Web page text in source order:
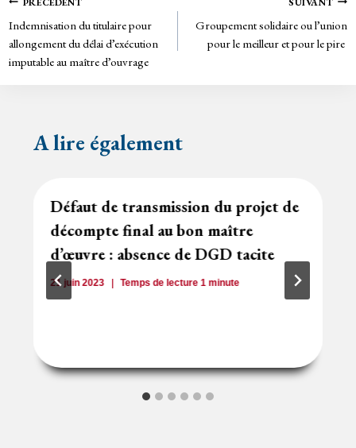
n
dl
Navigation
de
l’article
Indemnisation du titulaire pour
allongement du délai d’exécution
imputable au maître d’ouvrage
Groupement solidaire ou l’union
pour le meilleur et pour le pire
A lire également
Défaut de transmission du projet de
décompte final au bon maître
d’œuvre : absence de DGD tacite
21 juin 2023 Temps de lecture 1minute